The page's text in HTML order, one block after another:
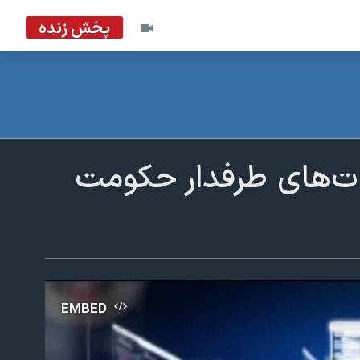
پخش زنده
طرفدار حکومت
EMBED